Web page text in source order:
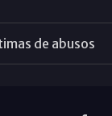
de abusos